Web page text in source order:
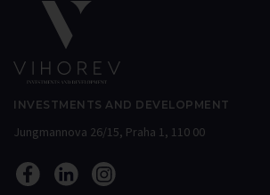
INVESTMENTS AND DEVELOPMENT
Jungmannova 26/15, Praha 1, 110 00